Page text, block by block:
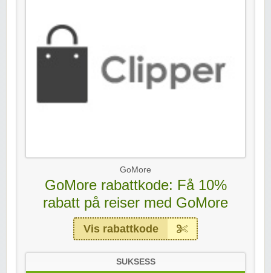
GoMore
GoMore rabattkode: Få 10%
rabatt på reiser med GoMore
Vis rabattkode
SUKSESS